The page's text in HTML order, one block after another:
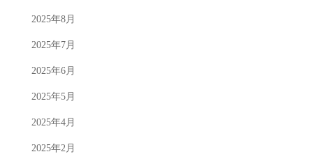
2025年8月
2025年7月
2025年6月
2025年5月
2025年4月
2025年2月